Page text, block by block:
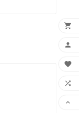




